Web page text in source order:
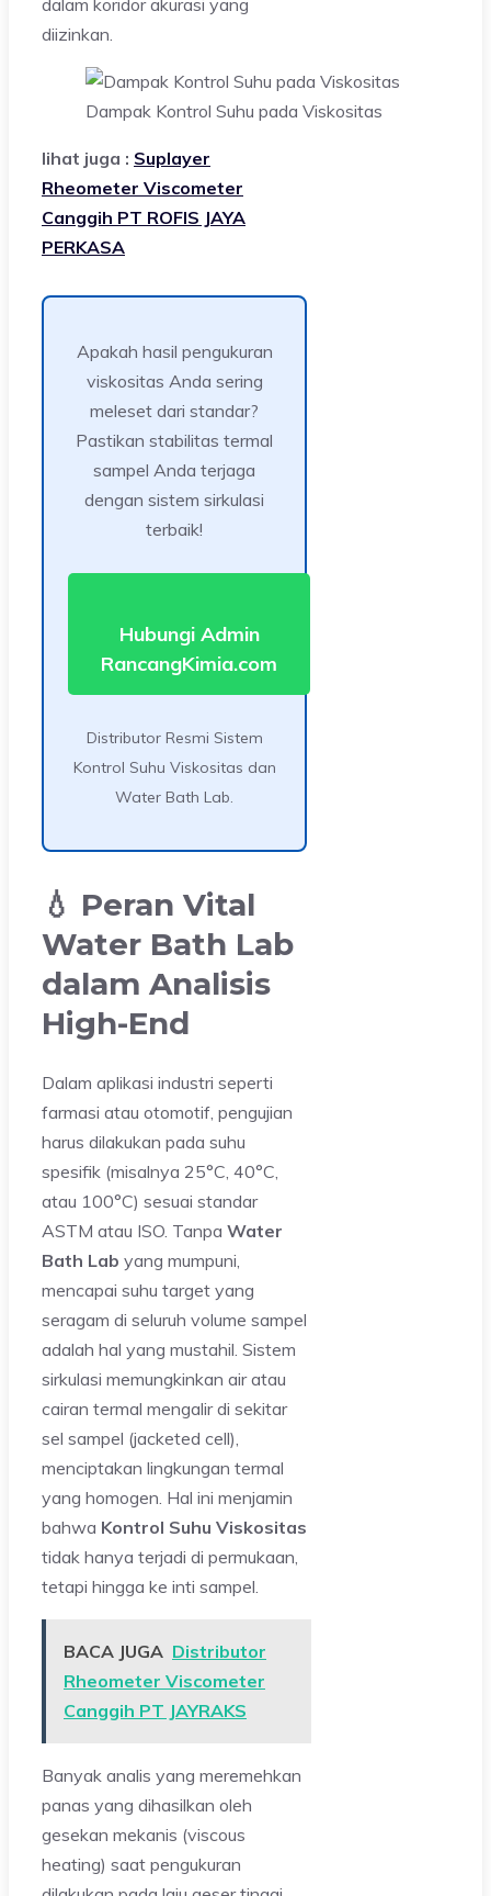
diizinkan.
Dampak Kontrol Suhu pada Viskositas
lihat juga : Suplayer
Rheometer Viscometer
Canggih PT ROFIS JAYA
PERKASA
Apakah hasil pengukuran
viskositas Anda sering
meleset dari standar?
Pastikan stabilitas termal
sampel Anda terjaga
dengan sistem sirkulasi
terbaik!
Hubungi Admin
RancangKimia.com
Distributor Resmi Sistem
Kontrol Suhu Viskositas dan
Water Bath Lab.
💧 Peran Vital
Water Bath Lab
dalam Analisis
High-End
Dalam aplikasi industri seperti
farmasi atau otomotif, pengujian
harus dilakukan pada suhu
spesifik (misalnya 25°C, 40°C,
atau 100°C) sesuai standar
ASTM atau ISO. Tanpa Water
Bath Lab yang mumpuni,
mencapai suhu target yang
seragam di seluruh volume sampel
adalah hal yang mustahil. Sistem
sirkulasi memungkinkan air atau
cairan termal mengalir di sekitar
sel sampel (jacketed cell),
menciptakan lingkungan termal
yang homogen. Hal ini menjamin
bahwa Kontrol Suhu Viskositas
tidak hanya terjadi di permukaan,
tetapi hingga ke inti sampel.
BACA JUGA Distributor
Rheometer Viscometer
Canggih PT JAYRAKS
Banyak analis yang meremehkan
panas yang dihasilkan oleh
gesekan mekanis (viscous
heating) saat pengukuran